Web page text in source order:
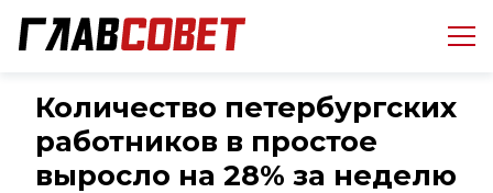
Количество петербургских
работников в простое
выросло на 28% за неделю